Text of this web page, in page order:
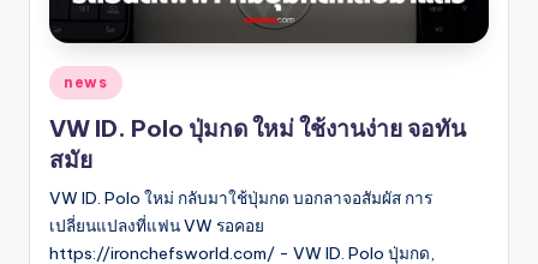
Posted
in
news
VW ID. Polo ปุ่มกด ใหม่ ใช้งานง่าย จอทัน
สมัย
VW ID. Polo ใหม่ กลับมาใช้ปุ่มกด บอกลาจอสัมผัส การ
เปลี่ยนแปลงที่แฟน VW รอคอย
https://ironchefsworld.com/ - VW ID. Polo ปุ่มกด,